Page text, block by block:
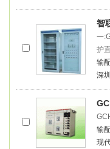
智
一
护
输
深
输
现